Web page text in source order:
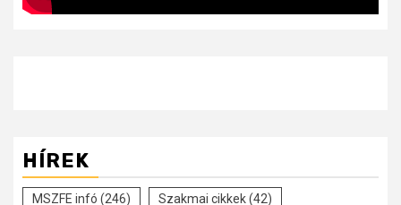
HÍREK
MSZFE infó (246) Szakmai cikkek(42)